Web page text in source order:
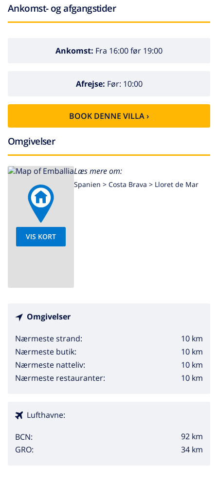
Ankomst- og afgangstider
Ankomst: Fra 16:00 før 19:00
Afrejse: Før: 10:00
BOOK DENNE VILLA ›
Omgivelser
VIS KORT
Læs mere om:
Spanien > Costa Brava > Lloret de Mar
Omgivelser
Nærmeste strand:
10 km
Nærmeste butik:
10 km
Nærmeste natteliv:
10 km
Nærmeste restauranter:
10 km
Lufthavne:
BCN:
92 km
GRO:
34 km